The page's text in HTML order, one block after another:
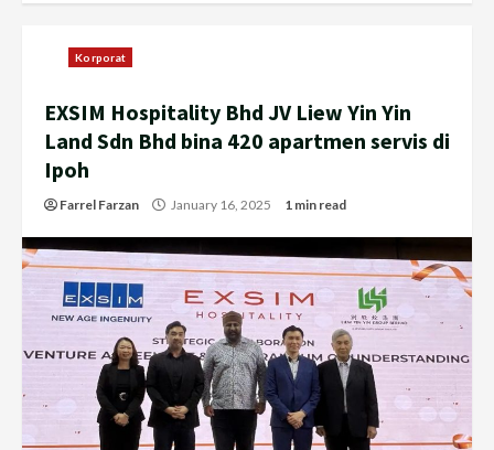
Korporat
EXSIM Hospitality Bhd JV Liew Yin Yin
Land Sdn Bhd bina 420 apartmen servis di
Ipoh
Farrel Farzan January 16, 2025 1 min read